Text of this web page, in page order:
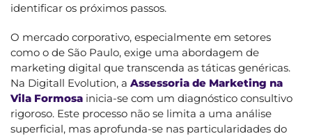
identificar os próximos passos.
O mercado corporativo, especialmente em setores
como o de São Paulo, exige uma abordagem de
marketing digital que transcenda as táticas genéricas.
Na Digitall Evolution, a Assessoria de Marketing na
Vila Formosa inicia-se com um diagnóstico consultivo
rigoroso. Este processo não se limita a uma análise
superficial, mas aprofunda-se nas particularidades do